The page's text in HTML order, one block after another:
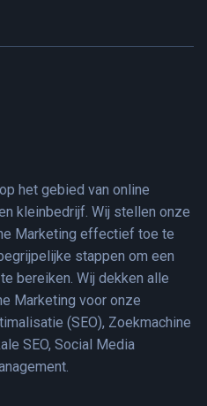
het gebied van online
kleinbedrijf. Wij stellen onze
Marketing effectief toe te
stappen om een
bereiken. Wij dekken alle
Marketing voor onze
(SEO), Zoekmachine
SEO, Social Media